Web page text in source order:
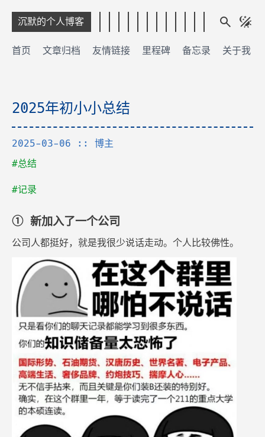
沉默的个人博客
首页 文章归档 友情链接 里程碑 备忘录 关于我
2025年初小小总结
2025-03-06
:: 博主
#总结
#记录
① 新加入了一个公司
公司人都挺好，就是我很少说话走动。个人比较佛性。